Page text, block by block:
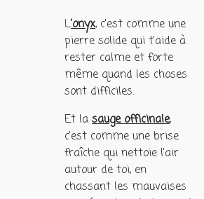
L'onyx, c'est comme une
pierre solide qui t'aide à
rester calme et forte
même quand les choses
sont difficiles.
Et la sauge officinale,
c'est comme une brise
fraîche qui nettoie l'air
autour de toi, en
chassant les mauvaises